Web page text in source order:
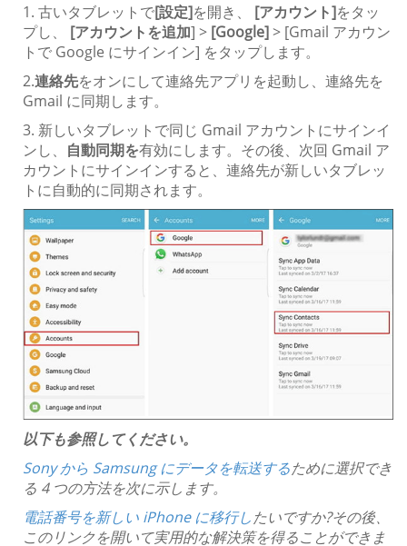
1. 古いタブレットで[設定]を開き、 [アカウント]をタッ
プし、 [アカウントを追加] > [Google]> [Gmail アカウン
トで Google にサインイン] をタップします。
2.連絡先をオンにして連絡先アプリを起動し、連絡先を
Gmail に同期します。
3. 新しいタブレットで同じ Gmail アカウントにサインイ
ンし、 自動同期を有効にします。その後、次回 Gmail ア
カウントにサインインすると、連絡先が新しいタブレッ
トに自動的に同期されます。
以下も参照してください。
Sony から Samsung にデータを転送するために選択でき
る 4 つの方法を次に示します。
電話番号を新しい iPhone に移行したいですか?その後、
このリンクを開いて実用的な解決策を得ることができま